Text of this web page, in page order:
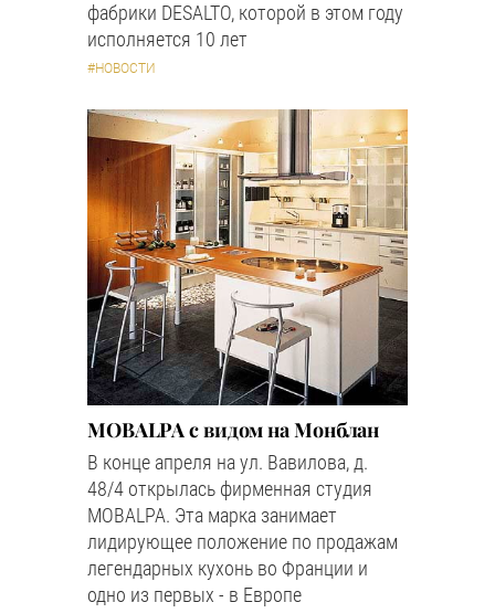
фабрики DESALTO, которой в этом году
исполняется 10 лет
#НОВОСТИ
MOBALPA с видом на Монблан
В конце апреля на ул. Вавилова, д.
48/4 открылась фирменная студия
MOBALPA. Эта марка занимает
лидирующее положение по продажам
легендарных кухонь во Франции и
одно из первых - в Европе